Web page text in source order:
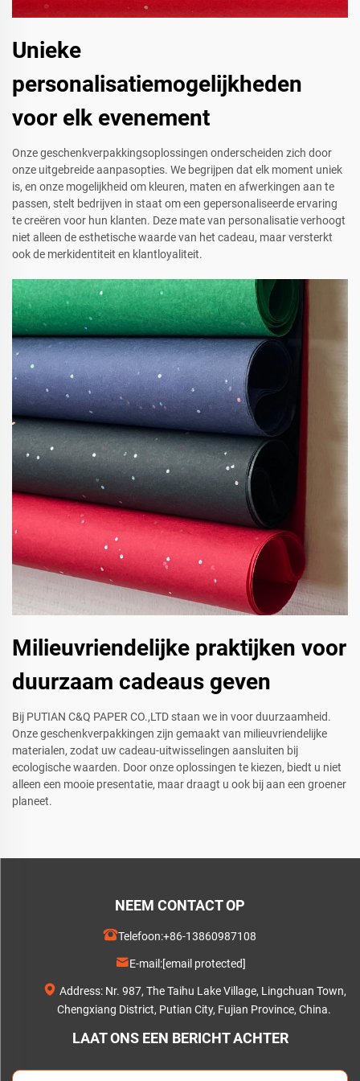
Unieke
personalisatiemogelijkheden
voor elk evenement
Onze geschenkverpakkingsoplossingen onderscheiden zich door
onze uitgebreide aanpasopties. We begrijpen dat elk moment uniek
is, en onze mogelijkheid om kleuren, maten en afwerkingen aan te
passen, stelt bedrijven in staat om een gepersonaliseerde ervaring
te creëren voor hun klanten. Deze mate van personalisatie verhoogt
niet alleen de esthetische waarde van het cadeau, maar versterkt
ook de merkidentiteit en klantloyaliteit.
Milieuvriendelijke praktijken voor
duurzaam cadeaus geven
Bij PUTIAN C&Q PAPER CO.,LTD staan we in voor duurzaamheid.
Onze geschenkverpakkingen zijn gemaakt van milieuvriendelijke
materialen, zodat uw cadeau-uitwisselingen aansluiten bij
ecologische waarden. Door onze oplossingen te kiezen, biedt u niet
alleen een mooie presentatie, maar draagt u ook bij aan een groener
planeet.
NEEM CONTACT OP
Telefoon:+86-13860987108
E-mail:[email protected]
Address: Nr. 987, The Taihu Lake Village, Lingchuan Town,
Chengxiang District, Putian City, Fujian Province, China.
LAAT ONS EEN BERICHT ACHTER